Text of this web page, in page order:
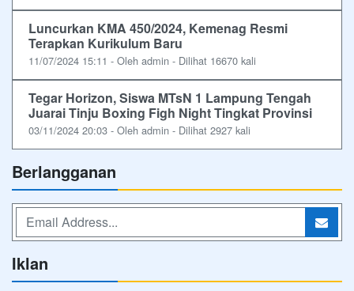
Luncurkan KMA 450/2024, Kemenag Resmi
Terapkan Kurikulum Baru
11/07/2024 15:11 - Oleh admin - Dilihat 16670 kali
Tegar Horizon, Siswa MTsN 1 Lampung Tengah
Juarai Tinju Boxing Figh Night Tingkat Provinsi
03/11/2024 20:03 - Oleh admin - Dilihat 2927 kali
Berlangganan
Iklan